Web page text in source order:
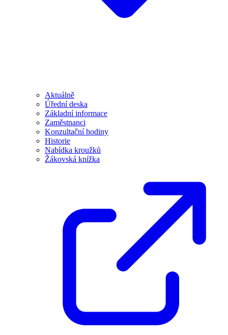
Aktuálně
Úřední deska
Základní informace
Zaměstnanci
Konzultační hodiny
Historie
Nabídka kroužků
Žákovská knížka